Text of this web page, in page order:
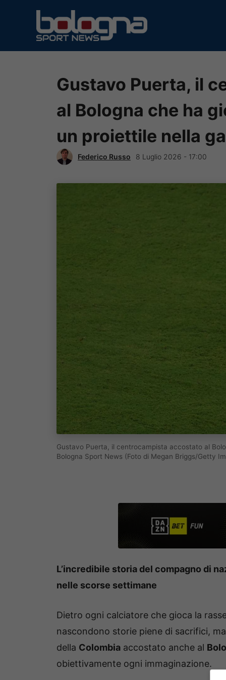
contenuto
Gustavo Puerta, il
al Bologna che ha
un proiettile nella
Federico Russo 8 Luglio 2026 - 17:00
Gustavo Puerta, il centrocampista accostato al
Bologna Sport News (Foto di Megan Briggs/Getty
L’incredibile storia del compagno di
nelle scorse settimane
Dietro ogni calciatore che gioca la
nascondono storie piene di sacrifici,
della Colombia accostato anche al
obiettivamente ogni immaginazione.